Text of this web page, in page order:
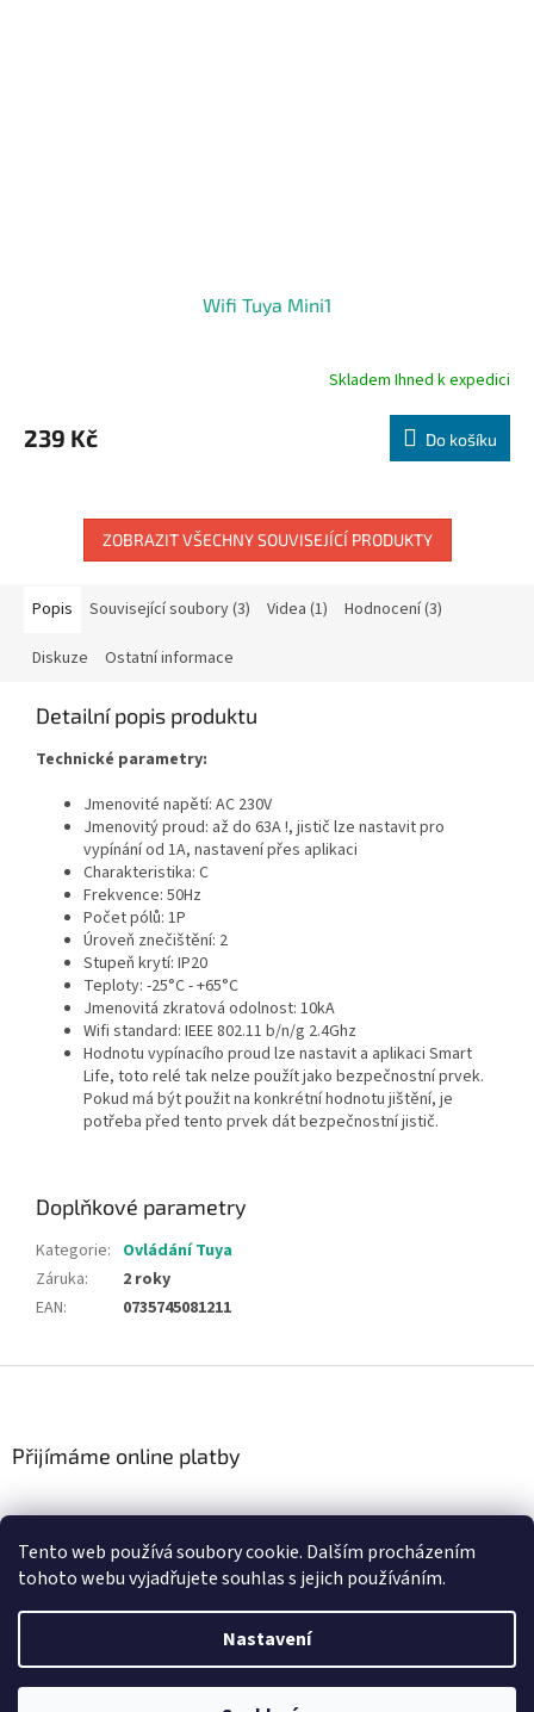
Tento web používá soubory cookie. Dalším procházením
tohoto webu vyjadřujete souhlas s jejich používáním.
Nastavení
Wifi Tuya Mini1
produktu
je
Skladem Ihned k expedici
239 Kč Do košíku
ZOBRAZIT VŠECHNY SOUVISEJÍCÍ PRODUKTY
Popis Související soubory (3) Videa (1) Hodnocení (3)
Diskuze Ostatní informace
Detailní popis produktu
Technické parametry:
Jmenovité napětí: AC 230V
Jmenovitý proud: až do 63A !, jistič lze nastavit pro
vypínání od 1A, nastavení přes aplikaci
Charakteristika: C
Frekvence: 50Hz
Počet pólů: 1P
Úroveň znečištění: 2
Stupeň krytí: IP20
Teploty: -25°C - +65°C
Jmenovitá zkratová odolnost: 10kA
Wifi standard: IEEE 802.11 b/n/g 2.4Ghz
Hodnotu vypínacího proud lze nastavit a aplikaci Smart
Life, toto relé tak nelze použít jako bezpečnostní prvek.
Pokud má být použit na konkrétní hodnotu jištění, je
potřeba před tento prvek dát bezpečnostní jistič.
Doplňkové parametry
Kategorie: Ovládání Tuya
Záruka:
2 roky
EAN: 0735745081211
í
Přijímáme online platby
Copyright 2026Wifi Termostaty. Všechna práva vyhrazena.